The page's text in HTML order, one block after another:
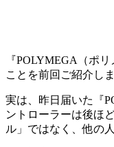
『POLYMEGA（ポ
ことを前回ご紹介し
実は、昨日届いた『
ントローラーは後ほ
ル」ではなく、他の